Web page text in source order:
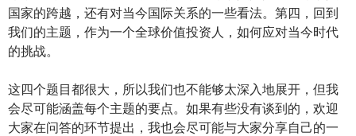
国家的跨越，还有对当今国际关系的一些看法。第四，回到
我们的主题，作为一个全球价值投资人，如何应对当今时代
的挑战。
这四个题目都很大，所以我们也不能够太深入地展开，但我
会尽可能涵盖每个主题的要点。如果有些没有谈到的，欢迎
大家在问答的环节提出，我也会尽可能与大家分享自己的一